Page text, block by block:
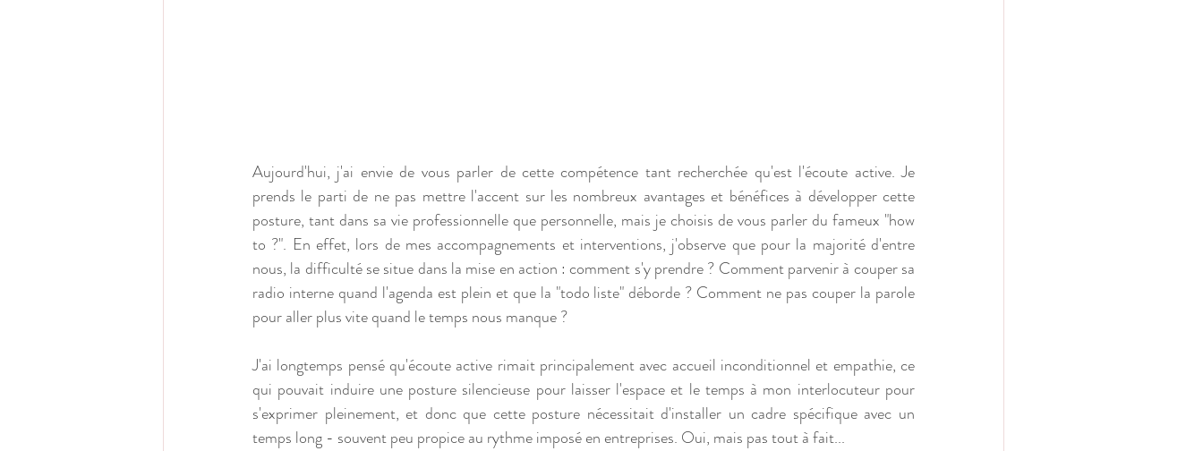
Aujourd'hui, j'ai envie de vous parler de cette compétence tant recherchée qu'est l'écoute active. Je
prends le parti de ne pas mettre l'accent sur les nombreux avantages et bénéfices à développer cette
posture, tant dans sa vie professionnelle que personnelle, mais je choisis de vous parler du fameux "how
to ?". En effet, lors de mes accompagnements et interventions, j'observe que pour la majorité d'entre
nous, la difficulté se situe dans la mise en action : comment s'y prendre ? Comment parvenir à couper sa
radio interne quand l'agenda est plein et que la "todo liste" déborde ? Comment ne pas couper la parole
pour aller plus vite quand le temps nous manque ?
J'ai longtemps pensé qu'écoute active rimait principalement avec accueil inconditionnel et empathie, ce
qui pouvait induire une posture silencieuse pour laisser l'espace et le temps à mon interlocuteur pour
s'exprimer pleinement, et donc que cette posture nécessitait d'installer un cadre spécifique avec un
temps long - souvent peu propice au rythme imposé en entreprises. Oui, mais pas tout à fait...